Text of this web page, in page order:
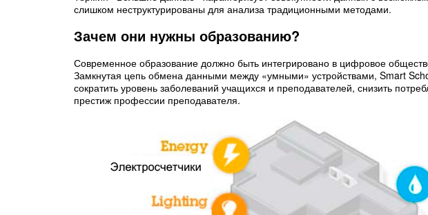
слишком неструктурированы для анализа традиционными методами.
Зачем они нужны образованию?
Современное образование должно быть интегрировано в цифровое
Замкнутая цепь обмена данными между «умными» устройствами, Smart
сократить уровень заболеваний учащихся и преподавателей, снизить
престиж профессии преподавателя.